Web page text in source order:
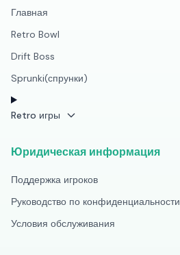
Главная
Retro Bowl
Drift Boss
Sprunki(спрунки)
Retro игры
Юридическая информация
Поддержка игроков
Руководство по конфиденциальности
Условия обслуживания